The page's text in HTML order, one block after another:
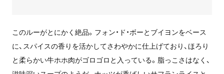
このルーがとにかく絶品。フォン・ド・ボーとブイヨンをベース
に、スパイスの香りを活かしてさわやかに仕上げており、ほろり
と柔らかい牛ホホ肉がゴロゴロと入っている。脂っこさはなく、